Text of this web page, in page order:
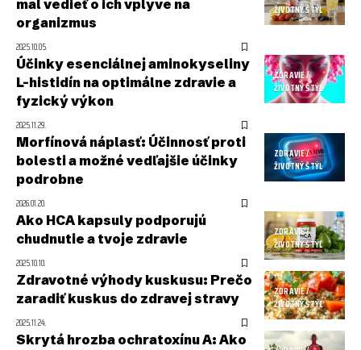
ŽIVOTNÝ ŠTÝL
mal vedieť o ich vplyve na
organizmus
2025.10.05.
ZDRAVIE /
ŽIVOTNÝ ŠTÝL
Účinky esenciálnej aminokyseliny
L-histidín na optimálne zdravie a
fyzický výkon
2025.11.29.
ZDRAVIE /
ŽIVOTNÝ ŠTÝL
Morfínová náplasť: Účinnosť proti
bolesti a možné vedľajšie účinky
podrobne
2026.01.20.
ZDRAVIE /
ŽIVOTNÝ ŠTÝL
Ako HCA kapsuly podporujú
chudnutie a tvoje zdravie
2025.10.10.
ZDRAVIE /
ŽIVOTNÝ ŠTÝL
Zdravotné výhody kuskusu: Prečo
zaradiť kuskus do zdravej stravy
2025.11.24.
Skrytá hrozba ochratoxínu A: Ako